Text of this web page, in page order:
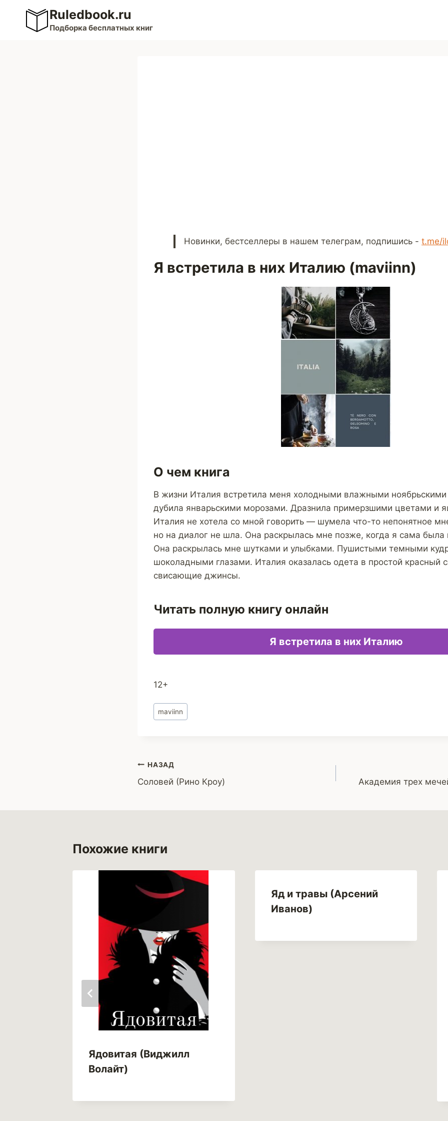
Перейти
содержимому
Ruledbook.ru
Подборка бесплатных книг
Новинки, бестселлеры в нашем телеграм, подпишись - t.me/
Я встретила в них Италию (maviinn)
О чем книга
В жизни Италия встретила меня холодными влажными
дубила январьскими морозами. Дразнила примерзшими цветами и
Италия не хотела со мной говорить — шумела что-то непонятное
но на диалог не шла. Она раскрылась мне позже, когда я сама была
Она раскрылась мне шутками и улыбками. Пушистыми темными
шоколадными глазами. Италия оказалась одета в простой красный
свисающие джинсы.
Читать полную книгу онлайн
Я встретила в них Италию
12+
Метки
записи:
maviinn
Навигация
по
НАЗАД
Соловей (Рино Кроу) Академия трех
Похожие книги
Ядовитая (Виджилл
Волайт)
Яд и травы (Арсений
Иванов)